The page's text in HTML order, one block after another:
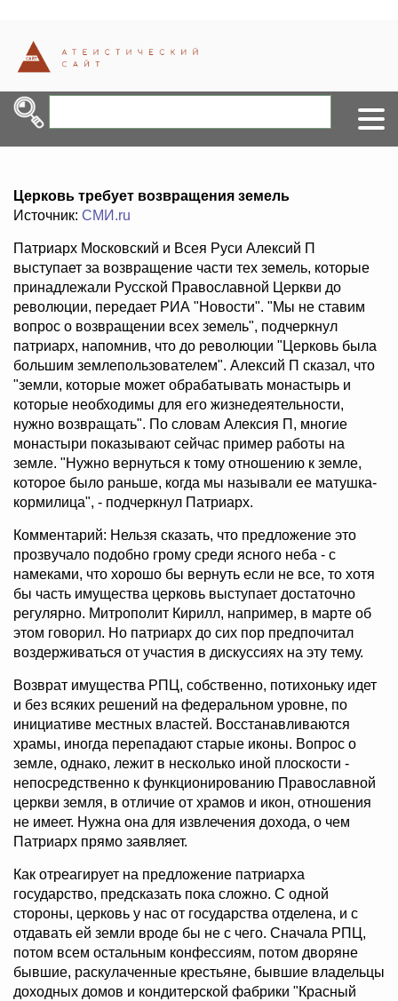
Церковь требует возвращения земель
Источник: СМИ.ru
Патриарх Московский и Всея Руси Алексий П
выступает за возвращение части тех земель, которые
принадлежали Русской Православной Церкви до
революции, передает РИА "Новости". "Мы не ставим
вопрос о возвращении всех земель", подчеркнул
патриарх, напомнив, что до революции "Церковь была
большим землепользователем". Алексий П сказал, что
"земли, которые может обрабатывать монастырь и
которые необходимы для его жизнедеятельности,
нужно возвращать". По словам Алексия П, многие
монастыри показывают сейчас пример работы на
земле. "Нужно вернуться к тому отношению к земле,
которое было раньше, когда мы называли ее матушка-
кормилица", - подчеркнул Патриарх.
Комментарий: Нельзя сказать, что предложение это
прозвучало подобно грому среди ясного неба - с
намеками, что хорошо бы вернуть если не все, то хотя
бы часть имущества церковь выступает достаточно
регулярно. Митрополит Кирилл, например, в марте об
этом говорил. Но патриарх до сих пор предпочитал
воздерживаться от участия в дискуссиях на эту тему.
Возврат имущества РПЦ, собственно, потихоньку идет
и без всяких решений на федеральном уровне, по
инициативе местных властей. Восстанавливаются
храмы, иногда перепадают старые иконы. Вопрос о
земле, однако, лежит в несколько иной плоскости -
непосредственно к функционированию Православной
церкви земля, в отличие от храмов и икон, отношения
не имеет. Нужна она для извлечения дохода, о чем
Патриарх прямо заявляет.
Как отреагирует на предложение патриарха
государство, предсказать пока сложно. С одной
стороны, церковь у нас от государства отделена, и с
отдавать ей земли вроде бы не с чего. Сначала РПЦ,
потом всем остальным конфессиям, потом дворяне
бывшие, раскулаченные крестьяне, бывшие владельцы
доходных домов и кондитерской фабрики "Красный